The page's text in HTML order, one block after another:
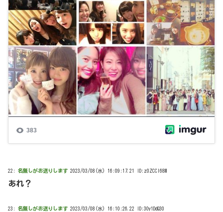
22: 名無しがお送りします 2023/03/08(水) 16:09:17.21 ID:z0ZCCl68M
あれ？
23: 名無しがお送りします 2023/03/08(水) 16:10:26.22 ID:3Oy1DdQ30